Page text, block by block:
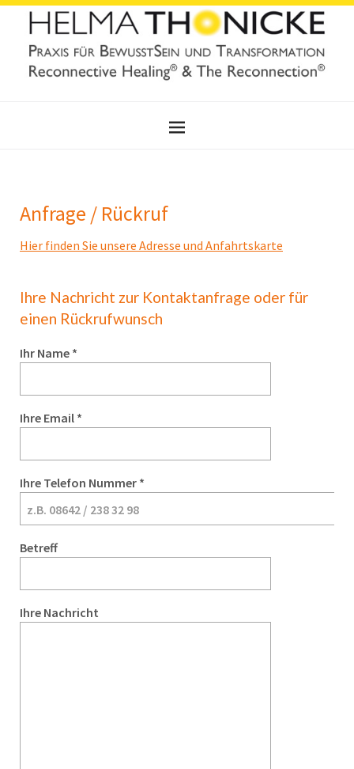
Anfrage / Rückruf
Hier finden Sie unsere Adresse und Anfahrtskarte
Ihre Nachricht zur Kontaktanfrage oder für
einen Rückrufwunsch
Ihr Name *
Ihre Email *
Ihre Telefon Nummer *
Betreff
Ihre Nachricht